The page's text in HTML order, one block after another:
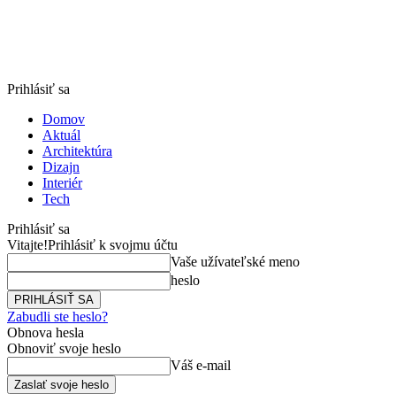
Prihlásiť sa
Domov
Aktuál
Architektúra
Dizajn
Interiér
Tech
Prihlásiť sa
Vitajte!Prihlásiť k svojmu účtu
Vaše užívateľské meno
heslo
Zabudli ste heslo?
Obnova hesla
Obnoviť svoje heslo
Váš e-mail